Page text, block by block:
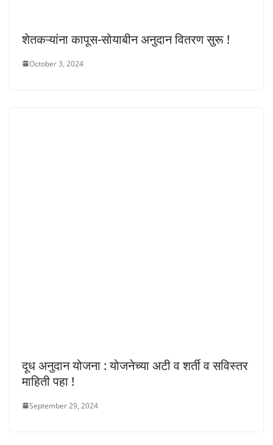
शेतकऱ्यांना कापूस-सोयाबीन अनुदान वितरण सुरू !
October 3, 2024
दूध अनुदान योजना : योजनेच्या अटी व शर्ती व सविस्तर
माहिती पहा !
September 29, 2024